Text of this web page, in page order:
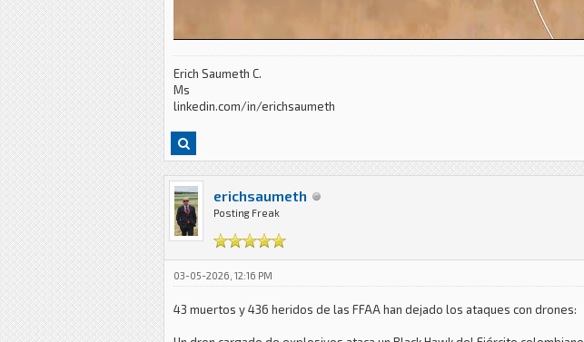
Erich Saumeth C.
Ms
linkedin.com/in/erichsaumeth
erichsaumeth
Posting Freak
03-05-2026, 12:16 PM
43 muertos y 436 heridos de las FFAA han dejado los ataques con drones: